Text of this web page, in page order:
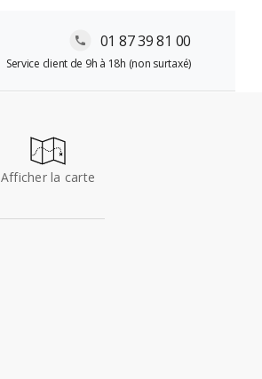
01 87 39 81 00
Service client de 9h à 18h (non surtaxé)
Afficher la carte